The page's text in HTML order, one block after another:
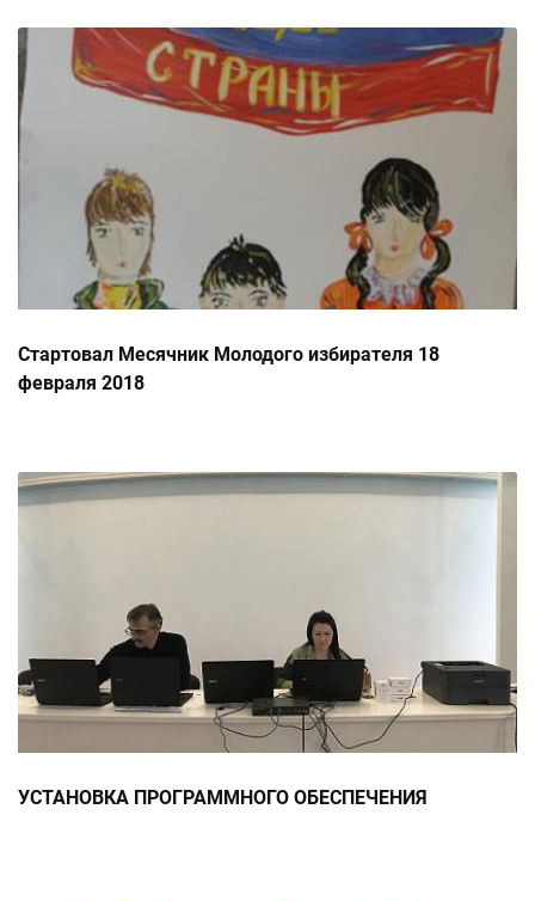
Стартовал Месячник Молодого избирателя 18
февраля 2018
УСТАНОВКА ПРОГРАММНОГО ОБЕСПЕЧЕНИЯ